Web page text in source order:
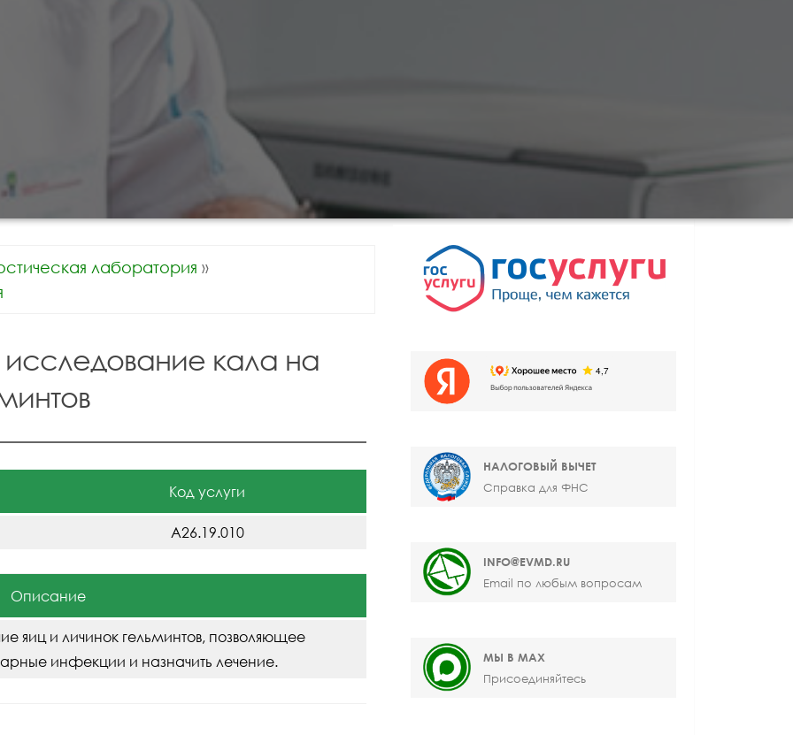
лаборатория »
кала на
Код услуги
A26.19.010
Описание
яиц и личинок гельминтов, позволяющее
инфекции и назначить лечение.
НАЛОГОВЫЙ ВЫЧЕТ
Справка для ФНС
INFO@EVMD.RU
Email по любым вопросам
МЫ В MAX
Присоединяйтесь